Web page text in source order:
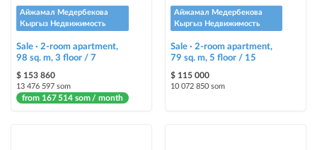
+ paid promotion on Instagram
highlighting an ad in a different color among other ads
Auto UP
automatically up the ad
Айжамал Медербекова
Кыргыз Недвижимость
Sale · 2-room apartment,
98 sq. m, 3 floor / 7
$ 153 860
13 476 597 som
from 167 514 som / month
Айжамал Медербекова
Кыргыз Недвижимость
Sale · 2-room apartment,
79 sq. m, 5 floor / 15
$ 115 000
10 072 850 som